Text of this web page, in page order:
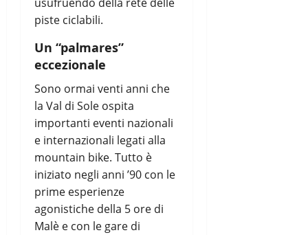
usufruendo della rete delle
piste ciclabili.
Un “palmares”
eccezionale
Sono ormai venti anni che
la Val di Sole ospita
importanti eventi nazionali
e internazionali legati alla
mountain bike. Tutto è
iniziato negli anni ’90 con le
prime esperienze
agonistiche della 5 ore di
Malè e con le gare di